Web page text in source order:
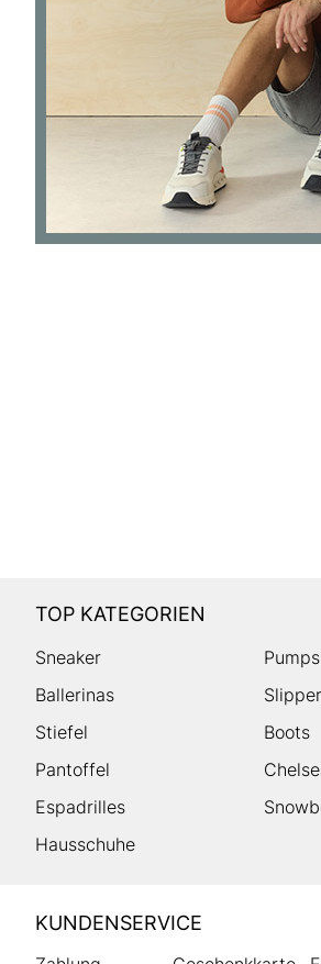
TOP KATEGORIEN
Sneaker Pumps
Ballerinas
Slipper
Stiefel
Boots
Pantoffel
Espadrilles
Hausschuhe
HUMANIC
Footer
KUNDENSERVICE